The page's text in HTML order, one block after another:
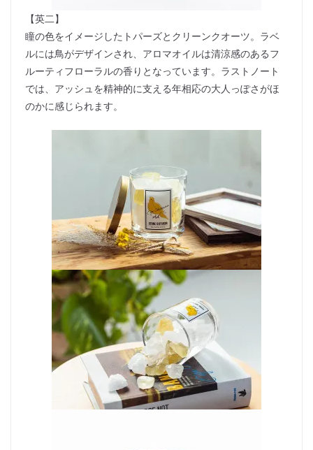
【英二】
瞳の色をイメージしたトパーズとクリーンクオーツ。ラベ
ルには鳥がデザインされ、アロマオイルは清涼感のあるフ
ルーティフローラルの香りとなっています。ラストノート
では、アッシュを精神的に支える年相応の大人っぽさがほ
のかに感じられます。